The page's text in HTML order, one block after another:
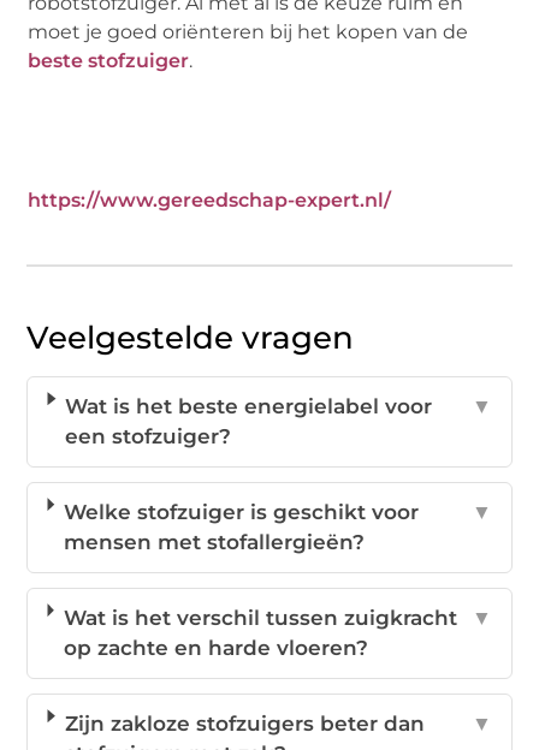
moet je goed oriënteren bij het kopen van de
beste stofzuiger.
https://www.gereedschap-expert.nl/
Veelgestelde vragen
Wat is het beste energielabel voor
een stofzuiger?
▼
Welke stofzuiger is geschikt voor
mensen met stofallergieën?
▼
Wat is het verschil tussen zuigkracht
op zachte en harde vloeren?
▼
Zijn zakloze stofzuigers beter dan
▼